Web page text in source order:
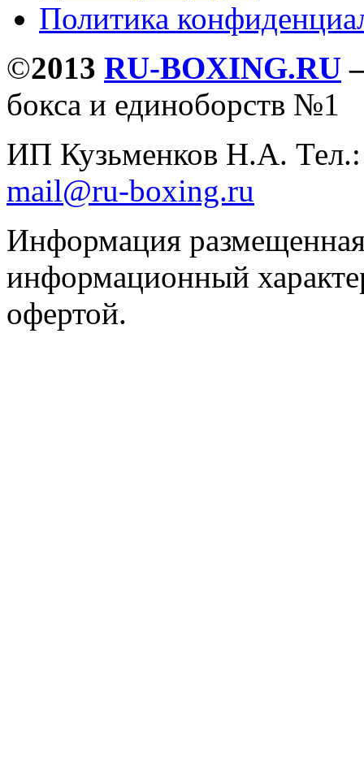
Политика
©2013 RU-BOXING.RU
бокса и единоборств №1
ИП Кузьменков Н.А.
mail@ru-boxing.ru
Информация
информационный
офертой.